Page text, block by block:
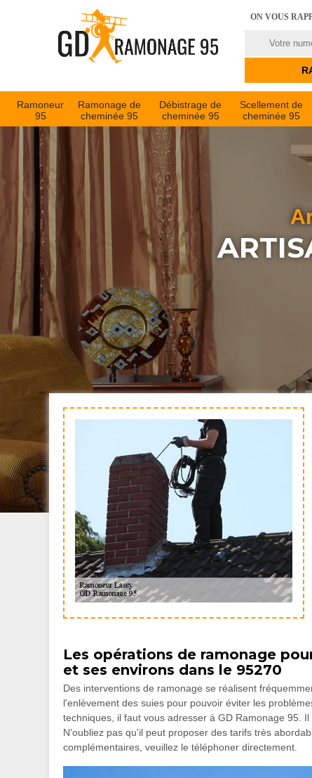
ON VOUS
Ramoneur
95
Ramonage de
cheminée 95
Débistrage de
cheminée 95
Scellement de
cheminée 95
Les opérations de ramonage
et ses environs dans le 95270
Des interventions de ramonage se réalisent
l'enlèvement des suies pour pouvoir éviter les
techniques, il faut vous adresser à GD Ramonage 95.
N'oubliez pas qu'il peut proposer des tarifs très
complémentaires, veuillez le téléphoner directement.